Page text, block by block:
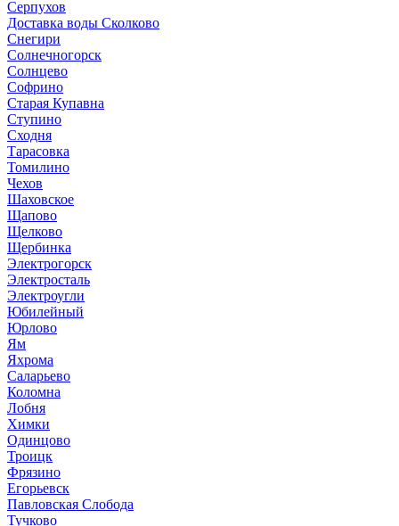
Серпухов
Доставка воды Сколково
Снегири
Солнечногорск
Солнцево
Софрино
Старая Купавна
Ступино
Сходня
Тарасовка
Томилино
Чехов
Шаховское
Щапово
Щелково
Щербинка
Электрогорск
Электросталь
Электроугли
Юбилейный
Юрлово
Ям
Яхрома
Саларьево
Коломна
Лобня
Химки
Одинцово
Троицк
Фрязино
Егорьевск
Павловская Слобода
Тучково